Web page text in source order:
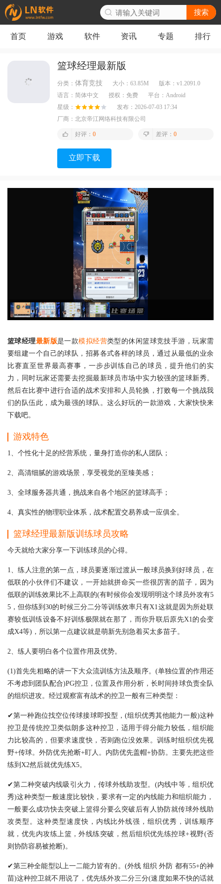
搜索
首页 游戏 软件 资讯 专题 排行
篮球经理最新版
分类： 体育竞技 大小： 63.85M 版本： v1.2091.0
语言： 简体中文 授权： 免费 平台： Android
星级：
发布： 2026-07-03 17:34
厂商： 北京帝江网络科技有限公司
好评： 0 差评： 0
立即下载
篮球经理最新版是一款模拟经营类型的休闲篮球竞技手游，玩家需
要组建一个自己的球队，招募各式各样的球员，通过从最低的业余
比赛直至世界最高赛事，一步步训练自己的球员，提升他们的实
力，同时玩家还需要去挖掘最新球员市场中实力较强的篮球新秀。
然后在比赛中进行合适的战术安排和人员轮换，打败每一个挑战我
们的队伍此，成为最强的球队。这么好玩的一款游戏，大家快快来
下载吧。
游戏特色
1、个性化十足的经营系统，量身打造你的私人团队；
2、高清细腻的游戏场景，享受视觉的至臻美感；
3、全球服务器共通，挑战来自各个地区的篮球高手；
4、真实性的物理职业体系，战术配置交易养成一应俱全。
篮球经理最新版训练球员攻略
今天就给大家分享一下训练球员的心得。
1、练人注意的第一点，球员要逐渐过渡从一般球员换到好球员，在
低联的小伙伴们不建议，一开始就拼命买一些很厉害的苗子，因为
低联的训练效果比不上高联的(有时候你会发现明明这个球员外攻有5
5，但你练到30的时候三分二分等训练效率只有X1这就是因为所处联
赛较低训练设备不好训练极限就在那了，而你升联后原先X1的会变
成X4等)，所以第一点建议就是萌新先别急着买太多苗子。
2、练人要明白各个位置作用及优势。
(1)首先先粗略的讲一下大众流训练方法及顺序。(单独位置的作用还
不考虑到团队配合)PG控卫，位置及作用分析，长时间持球负责全队
的组织进攻。经过观察富有战术的控卫一般有三种类型：
✔第一种跑位找空位传球接球即投型，(组织优秀其他能力一般)这种
控卫是传统控卫类似朗多这种控卫，适用于得分能力较低，组织能
力比较高的，但要求速度快，否则跑位没效果。训练时组织优先视
野+传球。外防优先抢断+盯人。内防优先盖帽+协防。主要先把这些
练到X2然后就优先练X5。
✔第二种突破内线吸引火力，传球外线助攻型。(内线中等，组织优
秀)这种类型一般速度比较快，要求有一定的内线能力和组织能力，
一般要么成功快去突破上篮得分要么突破后有人协防就传球外线助
攻类型。这种类型速度快，内线比外线强，组织优秀，训练顺序
就，优先内攻练上篮，外线练突破，然后组织优先练控球+视野(否
则协防容易被抢断)。
✔第三种全能型以上一二能力皆有的。(外线 组织 外防 都有55+的神
苗)这种控卫就不用说了，优先练外攻二分三分(速度如果不快的话就